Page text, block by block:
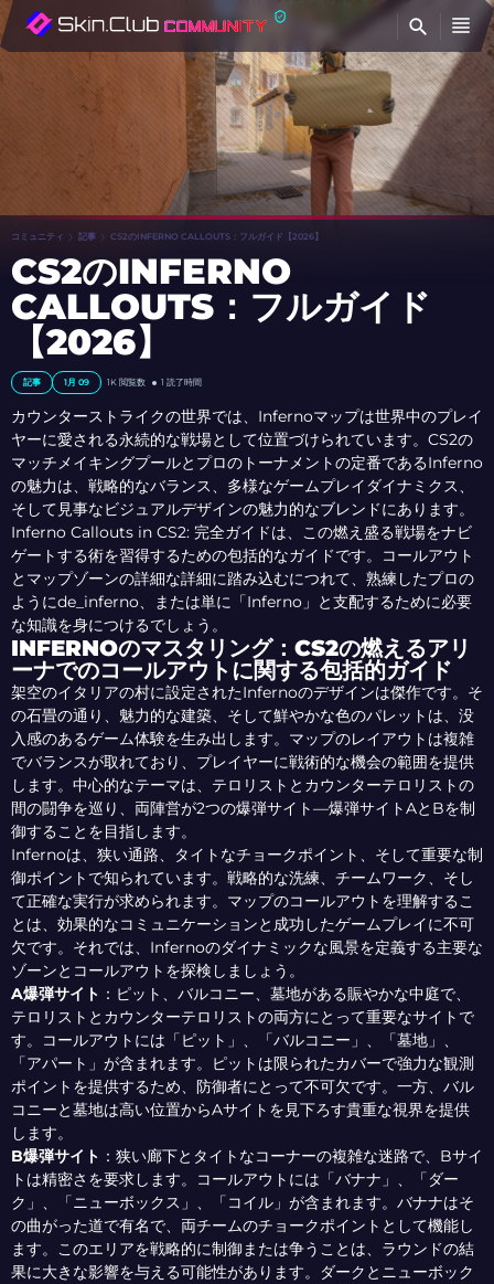
コミュニティ 記事 CS2のINFERNO CALLOUTS：フルガイド【2026】
CS2のINFERNO
CALLOUTS：フルガイド
【2026】
記事 1月 09 1K 閲覧数 1 読了時間
カウンターストライクの世界では、Infernoマップは世界中のプレイ
ヤーに愛される永続的な戦場として位置づけられています。CS2の
マッチメイキングプールとプロのトーナメントの定番であるInferno
の魅力は、戦略的なバランス、多様なゲームプレイダイナミクス、
そして見事なビジュアルデザインの魅力的なブレンドにあります。
Inferno Callouts in CS2: 完全ガイドは、この燃え盛る戦場をナビ
ゲートする術を習得するための包括的なガイドです。コールアウト
とマップゾーンの詳細な詳細に踏み込むにつれて、熟練したプロの
ようにde_inferno、または単に「Inferno」と支配するために必要
な知識を身につけるでしょう。
INFERNOのマスタリング：CS2の燃えるアリ
ーナでのコールアウトに関する包括的ガイド
架空のイタリアの村に設定されたInfernoのデザインは傑作です。そ
の石畳の通り、魅力的な建築、そして鮮やかな色のパレットは、没
入感のあるゲーム体験を生み出します。マップのレイアウトは複雑
でバランスが取れており、プレイヤーに戦術的な機会の範囲を提供
します。中心的なテーマは、テロリストとカウンターテロリストの
間の闘争を巡り、両陣営が2つの爆弾サイト—爆弾サイトAとBを制
御することを目指します。
Infernoは、狭い通路、タイトなチョークポイント、そして重要な制
御ポイントで知られています。戦略的な洗練、チームワーク、そし
て正確な実行が求められます。マップのコールアウトを理解するこ
とは、効果的なコミュニケーションと成功したゲームプレイに不可
欠です。それでは、Infernoのダイナミックな風景を定義する主要な
ゾーンとコールアウトを探検しましょう。
A爆弾サイト ： ピット、バルコニー、墓地がある賑やかな中庭で、
テロリストとカウンターテロリストの両方にとって重要なサイトで
す。コールアウトには「ピット」、「バルコニー」、「墓地」、
「アパート」が含まれます。ピットは限られたカバーで強力な観測
ポイントを提供するため、防御者にとって不可欠です。一方、バル
コニーと墓地は高い位置からAサイトを見下ろす貴重な視界を提供
します。
B爆弾サイト ： 狭い廊下とタイトなコーナーの複雑な迷路で、Bサイ
トは精密さを要求します。コールアウトには「バナナ」、「ダー
ク」、「ニューボックス」、「コイル」が含まれます。バナナはそ
の曲がった道で有名で、両チームのチョークポイントとして機能し
ます。このエリアを戦略的に制御または争うことは、ラウンドの結
果に大きな影響を与える可能性があります。ダークとニューボック